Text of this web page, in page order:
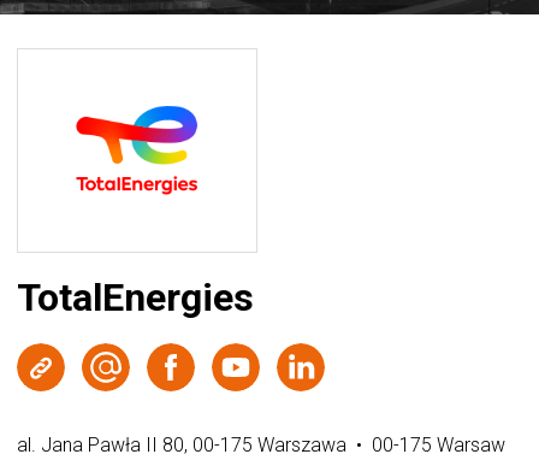
TotalEnergies
Strona WWWWyślij e-mail
Facebook
Youtube
al. Jana Pawła II 80, 00-175 Warszawa • 00-175 Warsaw